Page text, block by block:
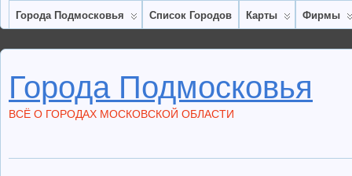
Города Подмосковья Список Городов Карты Фирмы
Города Подмосковья
ВСЁ О ГОРОДАХ МОСКОВСКОЙ ОБЛАСТИ